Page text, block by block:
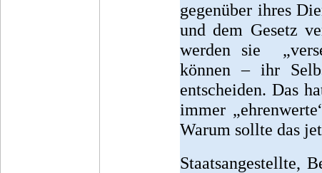
gegenüber ihres
und dem Gesetz
werden sie
können – ihr
entscheiden. Das
immer
Warum sollte das
Staatsangestellte,